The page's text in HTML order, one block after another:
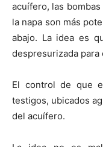
acuífero, las
la napa son más
abajo. La idea es
despresurizada
El control de que
testigos, ubicados
del acuífero.